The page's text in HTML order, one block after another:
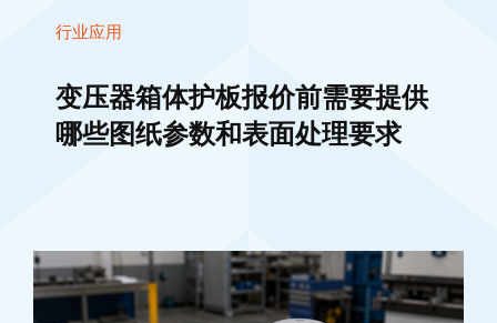
行业应用
变压器箱体护板报价前需要提供
哪些图纸参数和表面处理要求